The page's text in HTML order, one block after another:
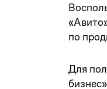
по
Для